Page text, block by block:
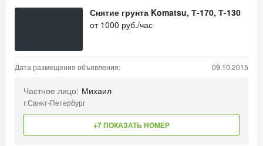
Снятие грунта Komatsu, Т-170, Т-130
от 1000 руб./час
Дата размещения объявления: 09.10.2015
Частное лицо: Михаил
г.Санкт-Петербург
+7 ПОКАЗАТЬ НОМЕР